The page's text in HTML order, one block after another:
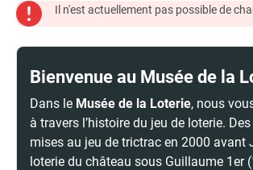
Il n'est actuellement pas possible de
Bienvenue au Musée de la
Dans le Musée de la Loterie, nous
à travers l’histoire du jeu de loterie.
mises au jeu de trictrac en 2000 avant
loterie du château sous Guillaume 1er